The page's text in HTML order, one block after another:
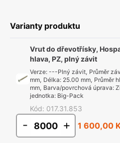
Varianty produktu
Vrut do dřevotřísky,
hlava, PZ, plný závit
Verze: ---Plný závit, Průměr
mm, Délka: 25.00 mm, Průměr
mm, Barva/povrchová úprava:
jednotka: Big-Pack
Kód: 017.31.853
- + 1 600,00